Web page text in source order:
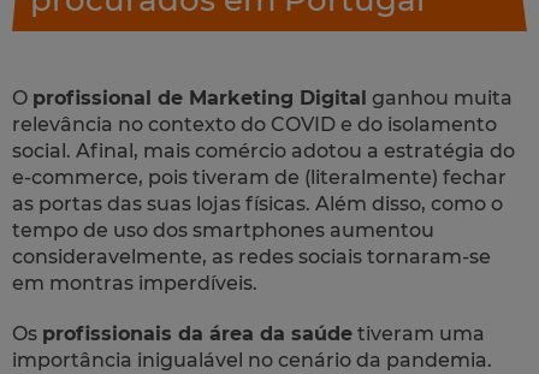
O profissional de Marketing Digital ganhou muita
relevância no contexto do COVID e do isolamento
social. Afinal, mais comércio adotou a estratégia do
e-commerce, pois tiveram de (literalmente) fechar
as portas das suas lojas físicas. Além disso, como o
tempo de uso dos smartphones aumentou
consideravelmente, as redes sociais tornaram-se
em montras imperdíveis.
Os profissionais da área da saúde tiveram uma
importância inigualável no cenário da pandemia.